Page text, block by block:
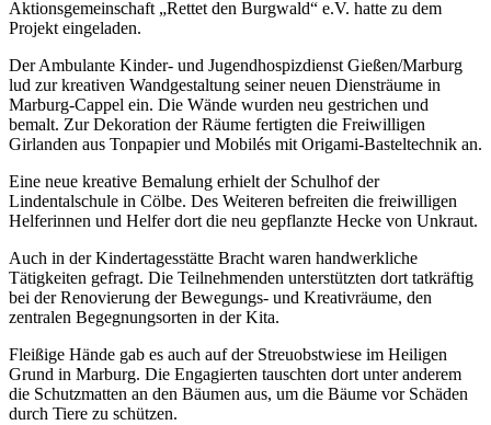
Aktionsgemeinschaft „Rettet den Burgwald“ e.V. hatte zu dem
Projekt eingeladen.
Der Ambulante Kinder- und Jugendhospizdienst Gießen/Marburg
lud zur kreativen Wandgestaltung seiner neuen Diensträume in
Marburg-Cappel ein. Die Wände wurden neu gestrichen und
bemalt. Zur Dekoration der Räume fertigten die Freiwilligen
Girlanden aus Tonpapier und Mobilés mit Origami-Basteltechnik an.
Eine neue kreative Bemalung erhielt der Schulhof der
Lindentalschule in Cölbe. Des Weiteren befreiten die freiwilligen
Helferinnen und Helfer dort die neu gepflanzte Hecke von Unkraut.
Auch in der Kindertagesstätte Bracht waren handwerkliche
Tätigkeiten gefragt. Die Teilnehmenden unterstützten dort tatkräftig
bei der Renovierung der Bewegungs- und Kreativräume, den
zentralen Begegnungsorten in der Kita.
Fleißige Hände gab es auch auf der Streuobstwiese im Heiligen
Grund in Marburg. Die Engagierten tauschten dort unter anderem
die Schutzmatten an den Bäumen aus, um die Bäume vor Schäden
durch Tiere zu schützen.